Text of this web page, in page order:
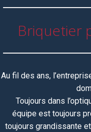
Briquetier
Au fil des ans,
Toujours dans
équipe est toujours
toujours grandissante